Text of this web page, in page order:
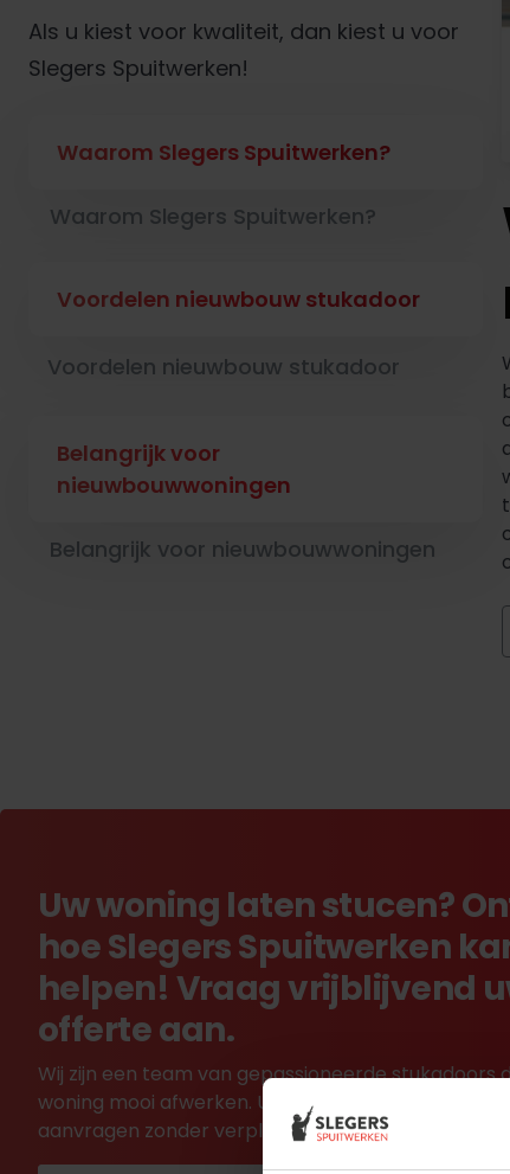
Als u kiest voor kwaliteit, dan kiest u voor
Slegers Spuitwerken!
Waarom Slegers Spuitwerken?
Waarom Slegers Spuitwerken?
Voordelen nieuwbouw stukadoor
Voordelen nieuwbouw stukadoor
Belangrijk voor
nieuwbouwwoningen
Belangrijk voor nieuwbouwwoningen
Uw woning laten stucen?
hoe Slegers Spuitwerken
helpen! Vraag vrijblijvend
offerte aan.
Wij zijn een team van gepassioneerde stukadoors
woning mooi afwerken. U kunt in één minuut een
aanvragen zonder verplichtingen.